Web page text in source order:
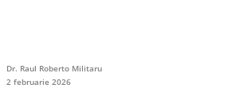
Dr. Raul Roberto Militaru
2 februarie 2026